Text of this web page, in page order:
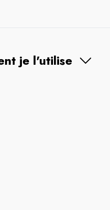
je l'utilise